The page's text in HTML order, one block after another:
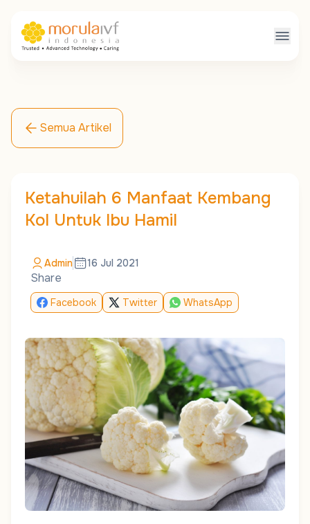
Semua Artikel
Ketahuilah 6 Manfaat Kembang
Kol Untuk Ibu Hamil
Admin 16 Jul 2021
Share
Facebook Twitter WhatsApp